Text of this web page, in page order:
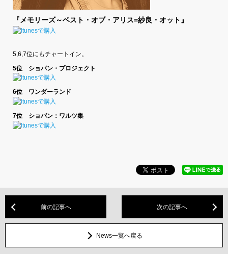
『メモリーズ～ベスト・オブ・アリス=紗良・オット』
5,6,7位にもチャートイン。
5位 ショパン・プロジェクト
6位 ワンダーランド
7位 ショパン：ワルツ集
前の記事へ 次の記事へ
News一覧へ戻る